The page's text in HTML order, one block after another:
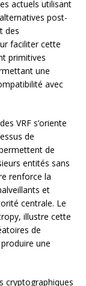
actuels utilisant
post-
des
faciliter cette
primitives
une
avec
VRF s’oriente
de
de
entités sans
renforce la
et
centrale. Le
illustre cette
de
une
cryptographiques